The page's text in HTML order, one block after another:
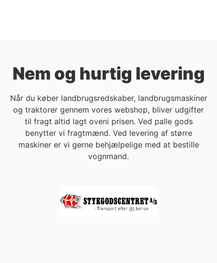
Nem og hurtig levering
Når du køber landbrugsredskaber, landbrugsmaskiner
og traktorer gennem vores webshop, bliver udgifter
til fragt altid lagt oveni prisen. Ved palle gods
benytter vi fragtmænd. Ved levering af større
maskiner er vi gerne behjælpelige med at bestille
vognmand.